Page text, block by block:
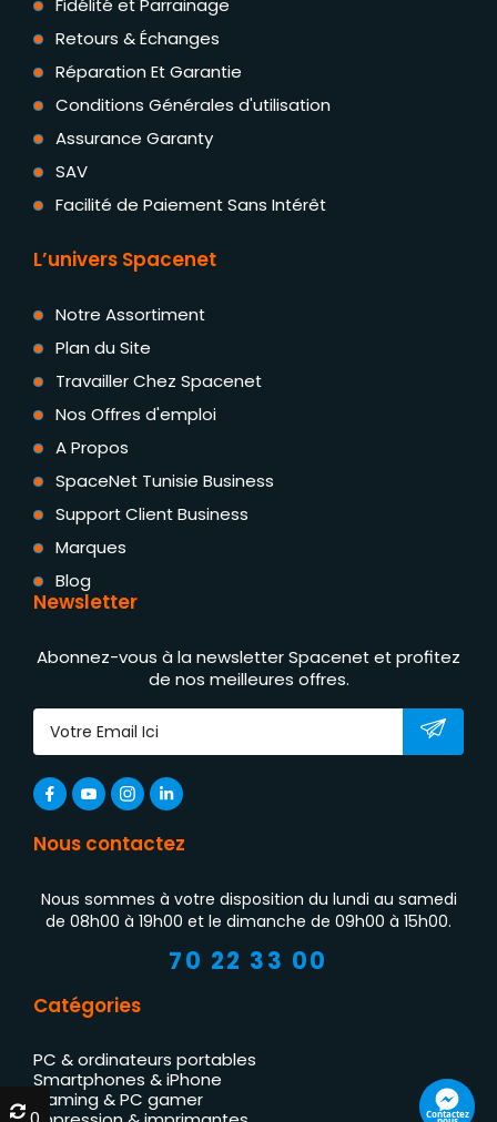
Retours & Échanges
Réparation Et Garantie
Conditions Générales d'utilisation
Assurance Garanty
SAV
Facilité de Paiement Sans Intérêt
L’univers Spacenet
Notre Assortiment
Plan du Site
Travailler Chez Spacenet
Nos Offres d'emploi
A Propos
SpaceNet Tunisie Business
Support Client Business
Marques
Blog
Newsletter
Abonnez-vous à la newsletter Spacenet et profitez
de nos meilleures offres.
Nous contactez
Nous sommes à votre disposition du lundi au samedi
de 08h00 à 19h00 et le dimanche de 09h00 à 15h00.
70 22 33 00
Catégories
PC & ordinateurs portables
Smartphones & iPhone
Gaming & PC gamer
Contactez